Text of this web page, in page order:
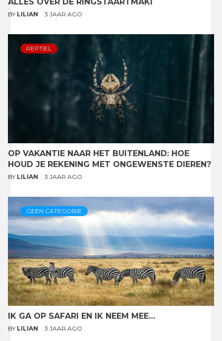
BY LILIAN 3 JAAR AGO
REPTIEL
OP VAKANTIE NAAR HET BUITENLAND: HOE
HOUD JE REKENING MET ONGEWENSTE DIEREN?
BY LILIAN 3 JAAR AGO
GEEN CATEGORIE
IK GA OP SAFARI EN IK NEEM MEE…
BY LILIAN 3 JAAR AGO